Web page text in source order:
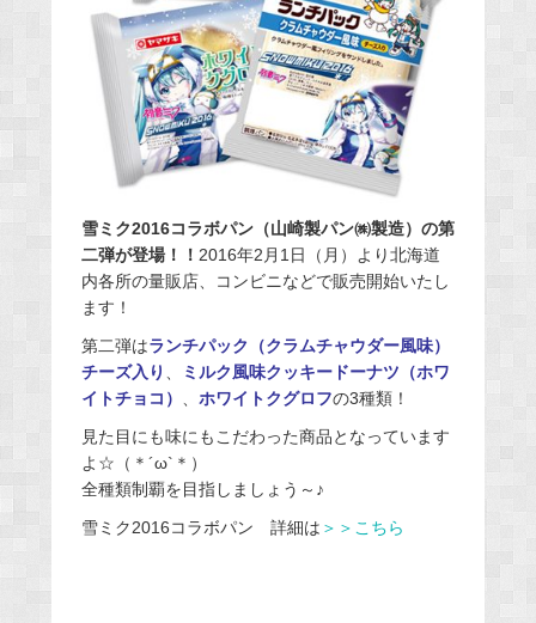
雪ミク2016コラボパン（山崎製パン㈱製造）の第
二弾が登場！！ 2016年2月1日（月）より北海道
内各所の量販店、コンビニなどで販売開始いたし
ます！
第二弾はランチパック（クラムチャウダー風味）
チーズ入り 、
ミルク風味クッキードーナツ（ホワ
イトチョコ） 、 ホワイトクグロフの3種類！
見た目にも味にもこだわった商品となっています
よ☆（＊´ω`＊）
全種類制覇を目指しましょう～♪
雪ミク2016コラボパン 詳細は ＞＞こちら